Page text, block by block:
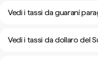
Vedi i tassi da guaraní
Vedi i tassi da dollaro del